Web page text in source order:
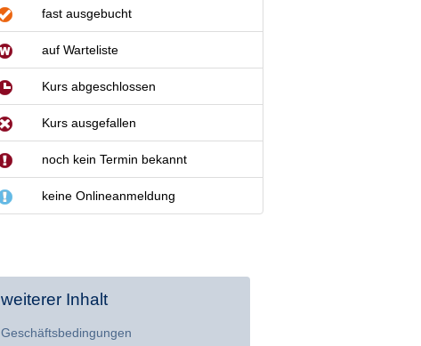
fast ausgebucht
auf Warteliste
Kurs abgeschlossen
Kurs ausgefallen
noch kein Termin bekannt
keine Onlineanmeldung
weiterer Inhalt
Geschäftsbedingungen